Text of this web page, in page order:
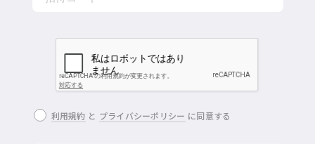
利用規約 と プライバシーポリシー に同意する